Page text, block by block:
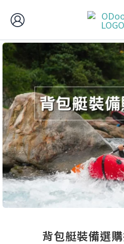
要
內
容
背包艇裝備選